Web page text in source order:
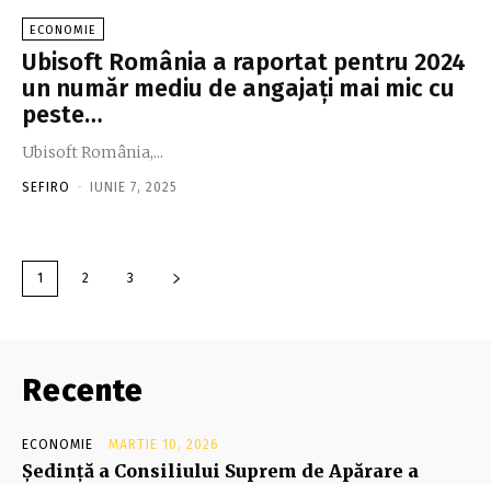
ECONOMIE
Ubisoft România a raportat pentru 2024
un număr mediu de angajaţi mai mic cu
peste…
Ubisoft România,...
SEFIRO - IUNIE 7, 2025
1 2 3
Recente
ECONOMIE MARTIE 10, 2026
Şedinţă a Consiliului Suprem de Apărare a